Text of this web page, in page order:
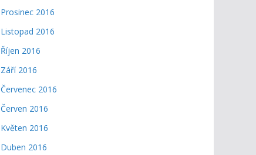
Prosinec 2016
Listopad 2016
Říjen 2016
Září 2016
Červenec 2016
Červen 2016
Květen 2016
Duben 2016